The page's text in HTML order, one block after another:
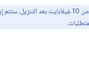
: إذا انخفضت مساحة التخزين المتاحة إلى أقل من 10 غيغابايت بعد التنزيل، ستتم إزالة